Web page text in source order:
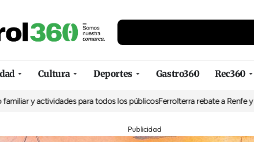
Cultura Deportes Gastro360 Rec360
para todos los públicosFerrolterra rebate a Renfe y reclama
Publicidad